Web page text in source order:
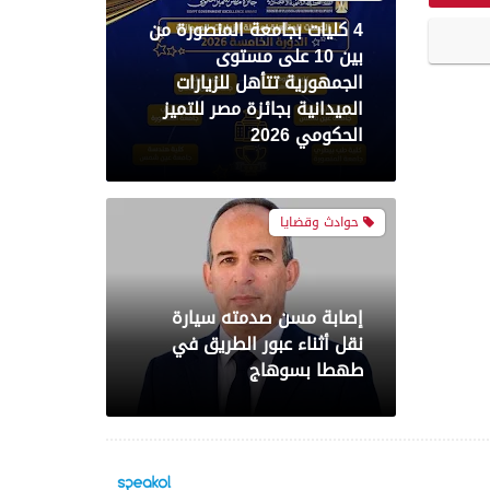
4 كليات بجامعة المنصورة من
بين 10 على مستوى
الجمهورية تتأهل للزيارات
الميدانية بجائزة مصر للتميز
الحكومي 2026
حوادث وقضايا
إصابة مسن صدمته سيارة
نقل أثناء عبور الطريق في
طهطا بسوهاج